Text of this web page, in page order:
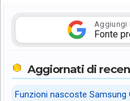
Aggiungi
Fonte
Aggiornati di
Funzioni nascoste Samsung